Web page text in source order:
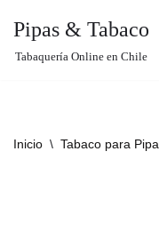
Pipas & Tabaco
Tabaquería Online en Chile
Inicio \ Tabaco para Pipa